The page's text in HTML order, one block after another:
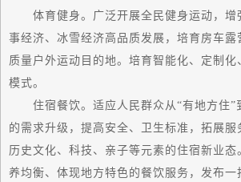
体育健身。广泛开展全民健身运动，增
事经济、冰雪经济高品质发展，培育房车露
质量户外运动目的地。培育智能化、定制
模式。
住宿餐饮。适应人民群众从“有地方住”
的需求升级，提高安全、卫生标准，拓展服
历史文化、科技、亲子等元素的住宿新业态
养均衡、体现地方特色的餐饮服务，发布一